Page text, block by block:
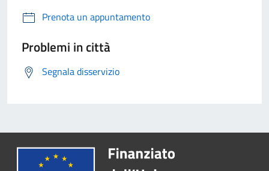
Prenota un appuntamento
Problemi in città
Segnala disservizio